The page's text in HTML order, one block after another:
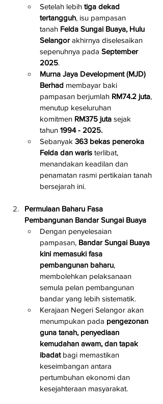
Setelah lebih tiga dekad
tertangguh, isu pampasan
tanah Felda Sungai Buaya, Hulu
Selangor akhirnya diselesaikan
sepenuhnya pada September
2025.
Murna Jaya Development (MJD)
Berhad membayar baki
pampasan berjumlah RM74.2 juta,
menutup keseluruhan
komitmen RM375 juta sejak
tahun 1994 - 2025.
Sebanyak 363 bekas peneroka
Felda dan waris terlibat,
menandakan keadilan dan
penamatan rasmi pertikaian tanah
bersejarah ini.
Permulaan Baharu Fasa
Pembangunan Bandar Sungai Buaya
Dengan penyelesaian
pampasan, Bandar Sungai Buaya
kini memasuki fasa
pembangunan baharu,
membolehkan pelaksanaan
semula pelan pembangunan
bandar yang lebih sistematik.
Kerajaan Negeri Selangor akan
menumpukan pada pengezonan
guna tanah, penyediaan
kemudahan awam, dan tapak
ibadat bagi memastikan
keseimbangan antara
pertumbuhan ekonomi dan
kesejahteraan masyarakat.